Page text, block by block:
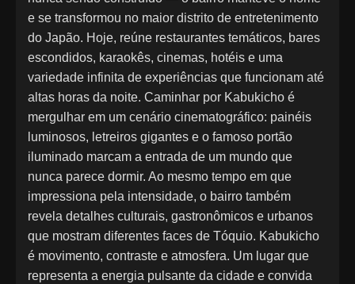
e se transformou no maior distrito de entretenimento
do Japão. Hoje, reúne restaurantes temáticos, bares
escondidos, karaokês, cinemas, hotéis e uma
variedade infinita de experiências que funcionam até
altas horas da noite. Caminhar por Kabukicho é
mergulhar em um cenário cinematográfico: painéis
luminosos, letreiros gigantes e o famoso portão
iluminado marcam a entrada de um mundo que
nunca parece dormir. Ao mesmo tempo em que
impressiona pela intensidade, o bairro também
revela detalhes culturais, gastronômicos e urbanos
que mostram diferentes faces de Tóquio. Kabukicho
é movimento, contraste e atmosfera. Um lugar que
representa a energia pulsante da cidade e convida